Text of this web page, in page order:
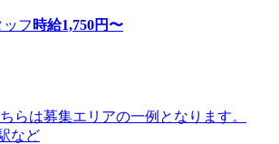
フ 時給1,750円〜
らは募集エリアの一例となります。
など